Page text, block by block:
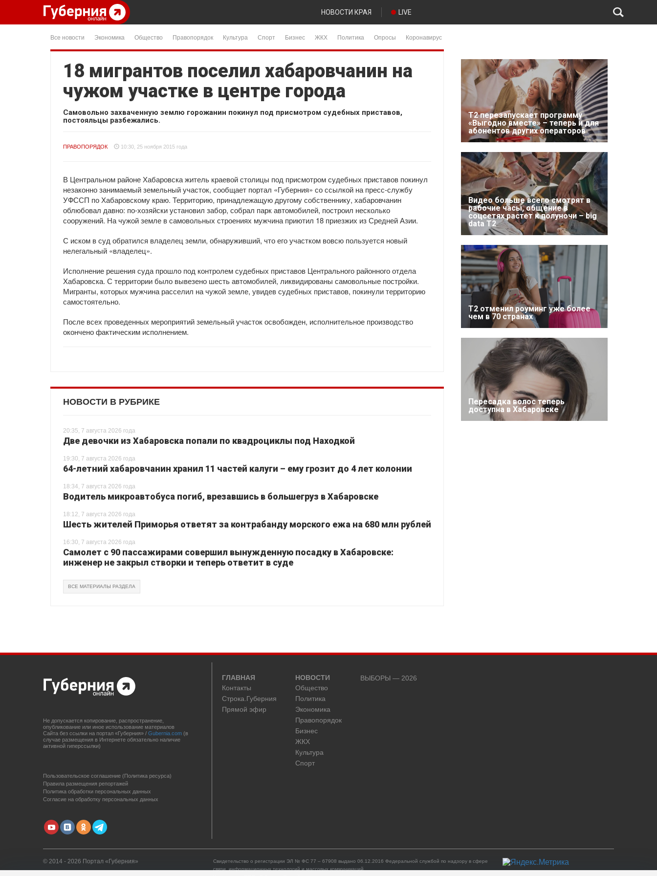
НОВОСТИ КРАЯ LIVE
Все новости Экономика Общество Правопорядок Культура Спорт Бизнес ЖКХ Политика Опросы Коронавирус
18 мигрантов поселил хабаровчанин на
чужом участке в центре города
Самовольно захваченную землю горожанин покинул под присмотром судебных приставов,
постояльцы разбежались.
ПРАВОПОРЯДОК 10:30, 25 ноября 2015 года
В Центральном районе Хабаровска житель краевой столицы под присмотром судебных приставов покинул
незаконно занимаемый земельный участок, сообщает портал «Губерния» со ссылкой на пресс-службу
УФССП по Хабаровскому краю. Территорию, принадлежащую другому собственнику, хабаровчанин
облюбовал давно: по-хозяйски установил забор, собрал парк автомобилей, построил несколько
сооружений. На чужой земле в самовольных строениях мужчина приютил 18 приезжих из Средней Азии.
С иском в суд обратился владелец земли, обнаруживший, что его участком вовсю пользуется новый
нелегальный «владелец».
Исполнение решения суда прошло под контролем судебных приставов Центрального районного отдела
Хабаровска. С территории было вывезено шесть автомобилей, ликвидированы самовольные постройки.
Мигранты, которых мужчина расселил на чужой земле, увидев судебных приставов, покинули территорию
самостоятельно.
После всех проведенных мероприятий земельный участок освобожден, исполнительное производство
окончено фактическим исполнением.
НОВОСТИ В РУБРИКЕ
20:35, 7 августа 2026 года
Две девочки из Хабаровска попали по квадроциклы под Находкой
19:30, 7 августа 2026 года
64-летний хабаровчанин хранил 11 частей калуги – ему грозит до 4 лет колонии
18:34, 7 августа 2026 года
Водитель микроавтобуса погиб, врезавшись в большегруз в Хабаровске
18:12, 7 августа 2026 года
Шесть жителей Приморья ответят за контрабанду морского ежа на 680 млн рублей
16:30, 7 августа 2026 года
Самолет с 90 пассажирами совершил вынужденную посадку в Хабаровске:
инженер не закрыл створки и теперь ответит в суде
ВСЕ МАТЕРИАЛЫ РАЗДЕЛА
Т2 перезапускает программу
«Выгодно вместе» – теперь и для
абонентов других операторов
Видео больше всего смотрят в
рабочие часы, общение в
соцсетях растет к полуночи – big
data T2
Т2 отменил роуминг уже более
чем в 70 странах
Пересадка волос теперь
доступна в Хабаровске
Не допускается копирование, распространение,
опубликование или иное использование материалов
Сайта без ссылки на портал «Губерния» / Gubernia.com (в
случае размещения в Интернете обязательно наличие
активной гиперссылки)
Пользовательское соглашение (Политика ресурса)
Правила размещения репортажей
Политика обработки персональных данных
Согласие на обработку персональных данных
ГЛАВНАЯ
Контакты
Строка.Губерния
Прямой эфир
НОВОСТИ
Общество
Политика
Экономика
Правопорядок
Бизнес
ЖКХ
Культура
Спорт
ВЫБОРЫ — 2026
© 2014 - 2026 Портал «Губерния»
Свидетельство о регистрации ЭЛ № ФС 77 – 67908 выдано 06.12.2016 Федеральной службой по надзору в сфере
связи, информационных технологий и массовых коммуникаций.